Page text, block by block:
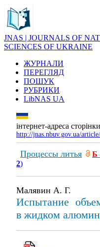
JNAS | JOURNALS OF
SCIENCES OF UKRAINE
ЖУРНАЛИ
ПЕРЕГЛЯД
ПОШУК
РУБРИКИ
LibNAS UA
інтернет-адреса
http://jnas.nbuv.gov.ua/
Процессы литья Б
2)
Малявин А. Г.
Испытание
в жидком